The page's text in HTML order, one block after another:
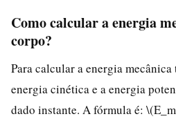
Como calcular a energia
corpo?
Para calcular a energia mecânica
energia cinética e a energia
dado instante. A fórmula é: